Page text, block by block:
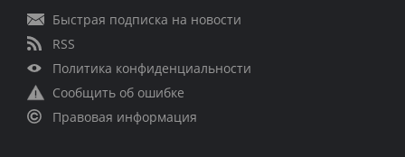
Быстрая подписка на новости
RSS
Политика конфиденциальности
Сообщить об ошибке
Правовая информация